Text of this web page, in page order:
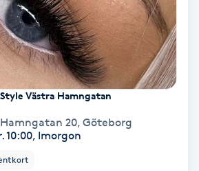
Västra Hamngatan
20, Göteborg
10:00, Imorgon